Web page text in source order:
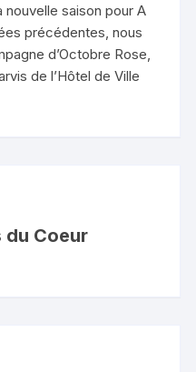
saison pour A
précédentes, nous
d’Octobre Rose,
de l’Hôtel de Ville
du Coeur